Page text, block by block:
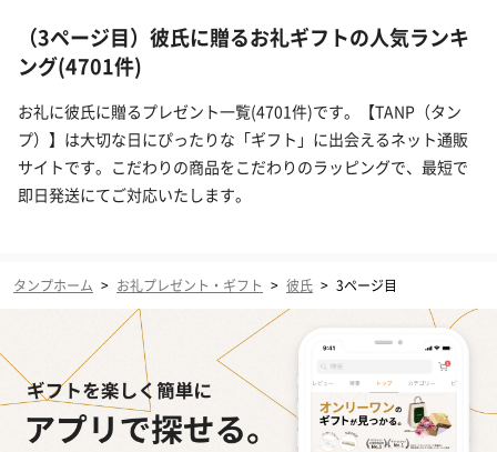
（3ページ目）彼氏に贈るお礼ギフトの人気ランキ
ング(4701件)
お礼に彼氏に贈るプレゼント一覧(4701件)です。【TANP（タン
プ）】は大切な日にぴったりな「ギフト」に出会えるネット通販
サイトです。こだわりの商品をこだわりのラッピングで、最短で
即日発送にてご対応いたします。
タンプホーム > お礼プレゼント・ギフト > 彼氏 > 3ページ目